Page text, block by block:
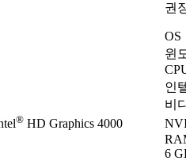
® HD Graphics 4000
권
OS
윈
인
비
6